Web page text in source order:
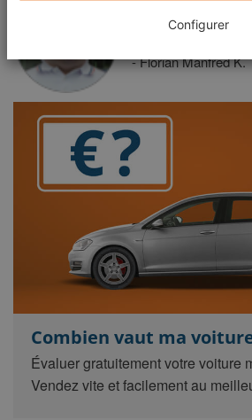
transparente. Tout
- Florian Manfred K.
Combien vaut ma
Évaluer gratuitement votre voiture
Vendez vite et facilement au
Configurer